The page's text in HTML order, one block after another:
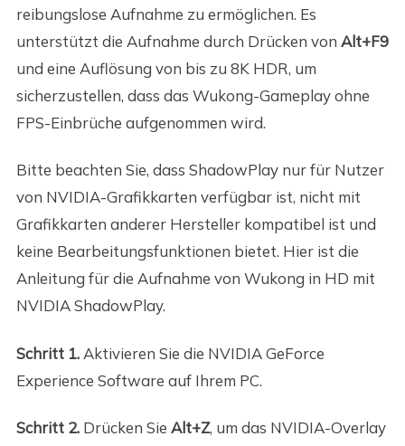
reibungslose Aufnahme zu ermöglichen. Es
unterstützt die Aufnahme durch Drücken von Alt+F9
und eine Auflösung von bis zu 8K HDR, um
sicherzustellen, dass das Wukong-Gameplay ohne
FPS-Einbrüche aufgenommen wird.
Bitte beachten Sie, dass ShadowPlay nur für Nutzer
von NVIDIA-Grafikkarten verfügbar ist, nicht mit
Grafikkarten anderer Hersteller kompatibel ist und
keine Bearbeitungsfunktionen bietet. Hier ist die
Anleitung für die Aufnahme von Wukong in HD mit
NVIDIA ShadowPlay.
Schritt 1. Aktivieren Sie die NVIDIA GeForce
Experience Software auf Ihrem PC.
Schritt 2.Drücken Sie Alt+Z, um das NVIDIA-Overlay